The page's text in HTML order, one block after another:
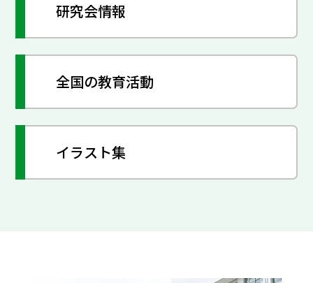
研究会情報
全国の教育活動
イラスト集